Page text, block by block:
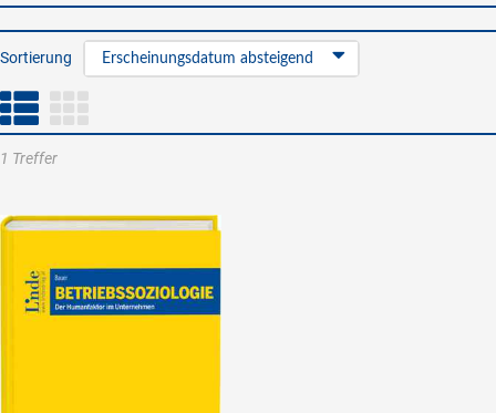
Sortierung Erscheinungsdatum absteigend
1 Treffer